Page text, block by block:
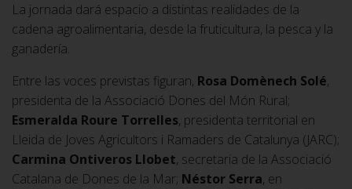
La jornada dará espacio a distintas realidades de la
cadena agroalimentaria, desde la fruticultura, la pesca y la
ganadería.
Entre las voces previstas figuran, Rosa Domènech Solé,
presidenta de la Associació Dones del Món Rural;
Esmeralda Roure Torrelles, presidenta territorial en
Lleida de Joves Agricultors i Ramaders de Catalunya (JARC);
Carmina Ontiveros Llobet, secretaria de la Associació
Catalana de Dones de la Mar; Néstor Serra, en